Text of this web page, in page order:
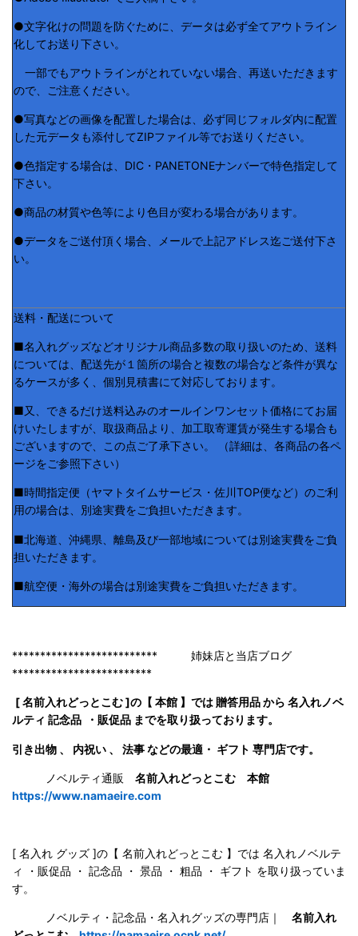
●文字化けの問題を防ぐために、データは必ず全てアウトライン
化してお送り下さい。
一部でもアウトラインがとれていない場合、再送いただきます
ので、ご注意ください。
●写真などの画像を配置した場合は、必ず同じフォルダ内に配置
した元データも添付してZIPファイル等でお送りください。
●色指定する場合は、DIC・PANETONEナンバーで特色指定して
下さい。
●商品の材質や色等により色目が変わる場合があります。
●データをご送付頂く場合、メールで上記アドレス迄ご送付下さ
い。
送料・配送について
■名入れグッズなどオリジナル商品多数の取り扱いのため、送料
については、配送先が１箇所の場合と複数の場合など条件が異な
るケースが多く、個別見積書にて対応しております。
■又、できるだけ送料込みのオールインワンセット価格にてお届
けいたしますが、取扱商品より、加工取寄運賃が発生する場合も
ございますので、この点ご了承下さい。 （詳細は、各商品の各ペ
ージをご参照下さい）
■時間指定便（ヤマトタイムサービス・佐川TOP便など）のご利
用の場合は、別途実費をご負担いただきます。
■北海道、沖縄県、離島及び一部地域については別途実費をご負
担いただきます。
■航空便・海外の場合は別途実費をご負担いただきます。
************************** 姉妹店と当店ブログ
*************************
[ 名前入れどっとこむ ]の【 本館 】では 贈答用品 から 名入れノベ
ルティ 記念品 ・販促品 までを取り扱っております。
引き出物 、 内祝い 、 法事 などの最適・ ギフト 専門店です。
ノベルティ通販 名前入れどっとこむ 本館
https://www.namaeire.com
[ 名入れ グッズ ]の【 名前入れどっとこむ 】では 名入れノベルテ
ィ ・販促品 ・ 記念品 ・ 景品 ・ 粗品 ・ ギフト を取り扱っていま
す。
ノベルティ・記念品・名入れグッズの専門店｜ 名前入れ